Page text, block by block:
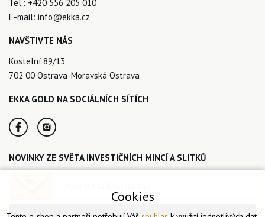
Tel.: +420 556 205 010
E-mail: info@ekka.cz
NAVŠTIVTE NÁS
Kostelní 89/13
702 00 Ostrava-Moravská Ostrava
EKKA GOLD NA SOCIÁLNÍCH SÍTÍCH
NOVINKY ZE SVĚTA INVESTIČNÍCH MINCÍ A SLITKŮ
Cookies